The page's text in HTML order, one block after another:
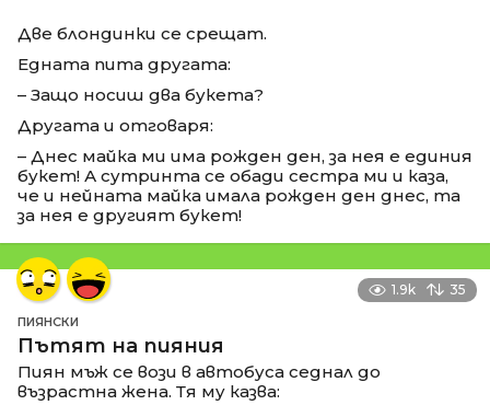
Две блондинки се срещат.
Едната пита другата:
– Защо носиш два букета?
Другата и отговаря:
– Днес майка ми има рожден ден, за нея е единия
букет! А сутринта се обади сестра ми и каза,
че и нейната майка имала рожден ден днес, та
за нея е другият букет!
1.9k 35
ПИЯНСКИ
Пътят на пияния
Пиян мъж се вози в автобуса седнал до
възрастна жена. Тя му казва: